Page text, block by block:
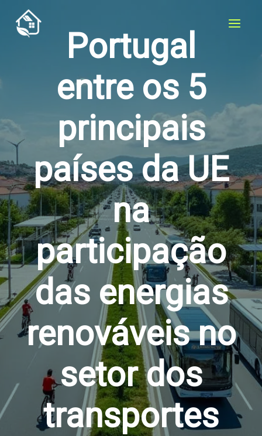
content
Portugal
entre os 5
principais
países da UE
na
participação
das energias
renováveis no
setor dos
transportes